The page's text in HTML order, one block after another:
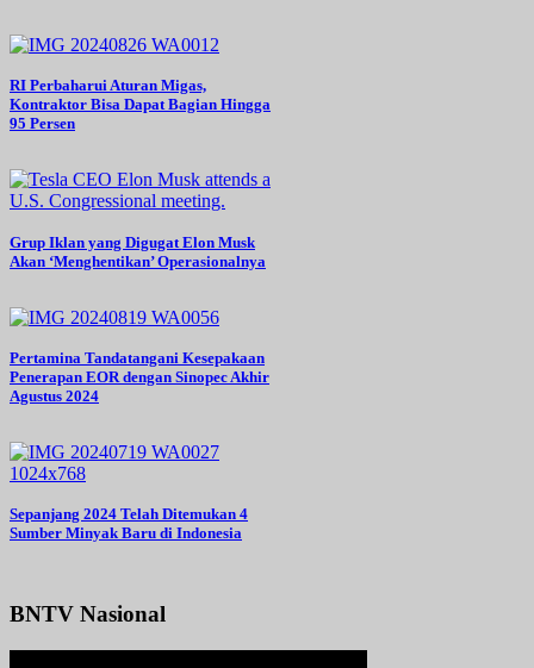
RI Perbaharui Aturan Migas,
Kontraktor Bisa Dapat Bagian Hingga
95 Persen
Grup Iklan yang Digugat Elon Musk
Akan ‘Menghentikan’ Operasionalnya
Pertamina Tandatangani Kesepakaan
Penerapan EOR dengan Sinopec Akhir
Agustus 2024
Sepanjang 2024 Telah Ditemukan 4
Sumber Minyak Baru di Indonesia
BNTV Nasional